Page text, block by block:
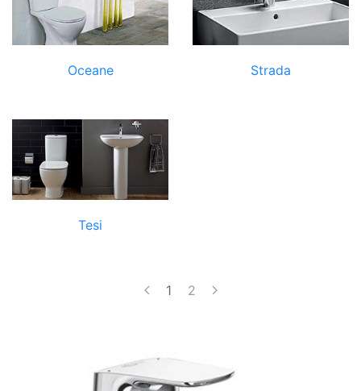
Oceane Strada
Tesi
1 2